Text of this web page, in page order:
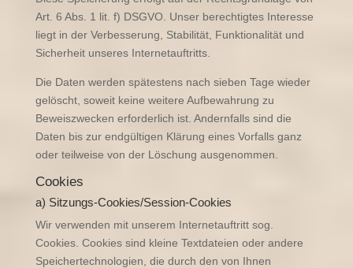
Art. 6 Abs. 1 lit. f) DSGVO. Unser berechtigtes Interesse
liegt in der Verbesserung, Stabilität, Funktionalität und
Sicherheit unseres Internetauftritts.
Die Daten werden spätestens nach sieben Tage wieder
gelöscht, soweit keine weitere Aufbewahrung zu
Beweiszwecken erforderlich ist. Andernfalls sind die
Daten bis zur endgültigen Klärung eines Vorfalls ganz
oder teilweise von der Löschung ausgenommen.
Cookies
a) Sitzungs-Cookies/Session-Cookies
Wir verwenden mit unserem Internetauftritt sog.
Cookies. Cookies sind kleine Textdateien oder andere
Speichertechnologien, die durch den von Ihnen